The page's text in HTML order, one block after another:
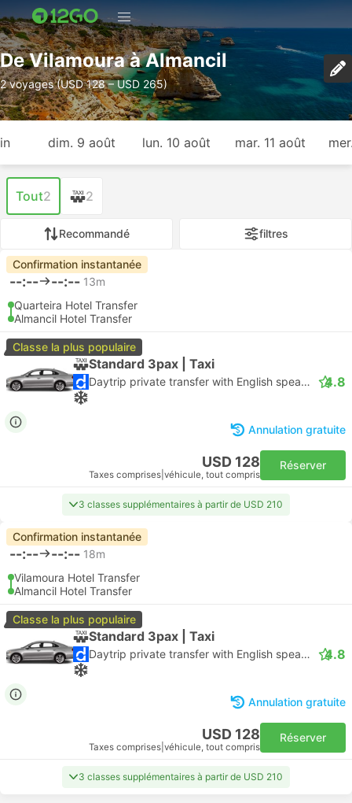
De Vilamoura à Almancil
2 voyages (USD 128 – USD 265)
dim. 9 août lun. 10 août mar. 11 août
Tout2 2
Recommandé filtres
Confirmation instantanée
--:-- --:-- 13m
Quarteira Hotel Transfer
Almancil Hotel Transfer
Classe la plus populaire
Standard 3pax | Taxi
Daytrip private transfer with English speaking driver 4.8
Annulation gratuite
USD 128
Taxes comprises véhicule, tout compris
Réserver
3 classes supplémentaires à partir de USD 210
Confirmation instantanée
--:-- --:-- 18m
Vilamoura Hotel Transfer
Almancil Hotel Transfer
Classe la plus populaire
Standard 3pax | Taxi
Daytrip private transfer with English speaking driver 4.8
Annulation gratuite
USD 128
Taxes comprises véhicule, tout compris
Réserver
3 classes supplémentaires à partir de USD 210